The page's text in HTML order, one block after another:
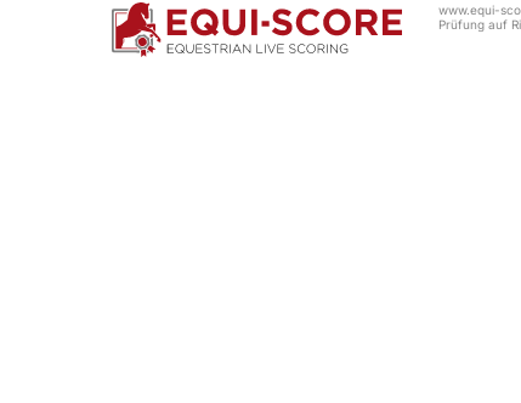
www.equi-
Prüfung auf